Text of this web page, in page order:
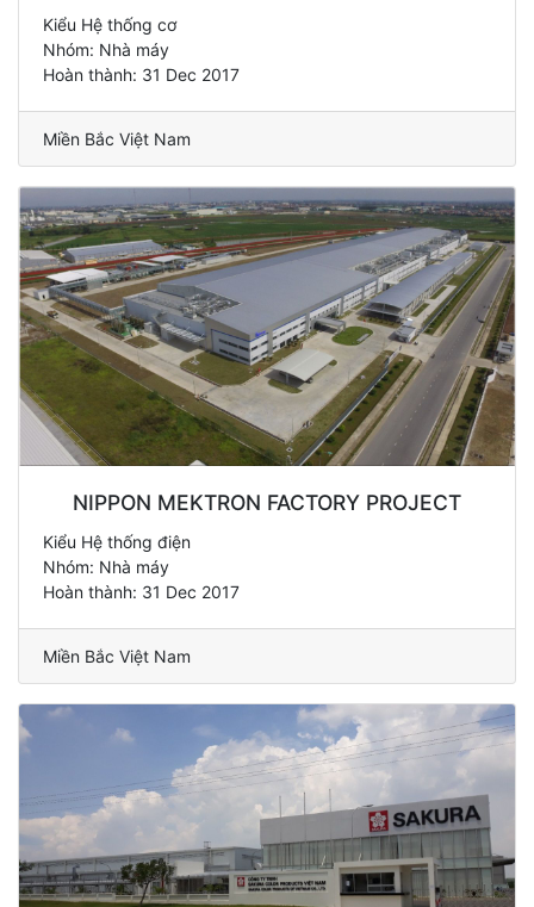
Kiểu Hệ thống cơ
Nhóm: Nhà máy
Hoàn thành: 31 Dec 2017
Miền Bắc Việt Nam
NIPPON MEKTRON FACTORY PROJECT
Kiểu Hệ thống điện
Nhóm: Nhà máy
Hoàn thành: 31 Dec 2017
Miền Bắc Việt Nam